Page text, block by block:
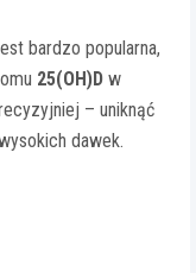
bardzo popularna,
25(OH)D w
– uniknąć
dawek.